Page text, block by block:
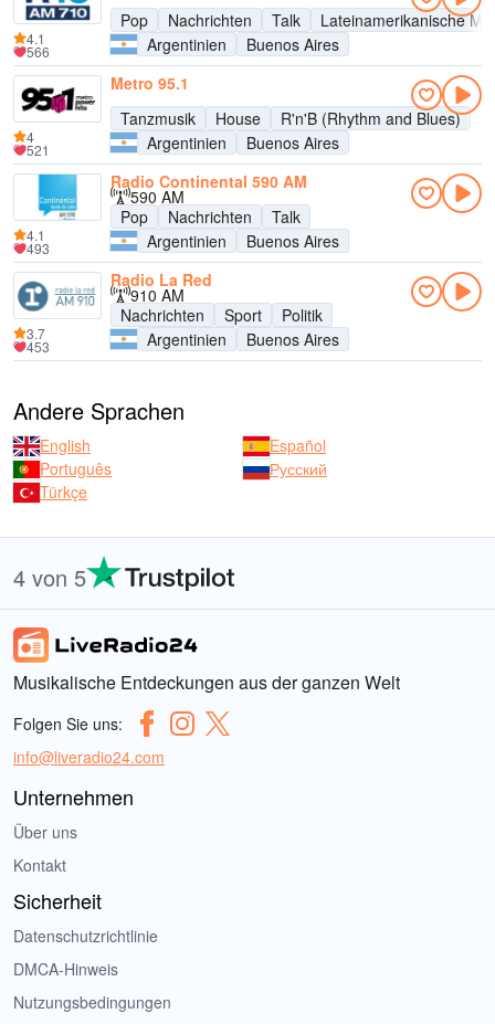
Pop
Nachrichten Talk
Lateinamerikanische
Argentinien
Buenos Aires
4.1
566
Metro 95.1
Tanzmusik
House
R'n'B (Rhythm and Blues)
Argentinien
Buenos Aires
4
521
Radio Continental 590 AM
590 AM
Pop
Nachrichten
Talk
Argentinien
Buenos Aires
4.1
493
Radio La Red
910 AM
Nachrichten
Sport
Politik
Argentinien
Buenos Aires
3.7
453
Andere Sprachen
English
Español
Português
Русский
Türkçe
4 von 5
Musikalische Entdeckungen aus der ganzen Welt
Folgen Sie uns:
info@liveradio24.com
Unternehmen
Über uns
Kontakt
Sicherheit
Datenschutzrichtlinie
DMCA-Hinweis
Nutzungsbedingungen